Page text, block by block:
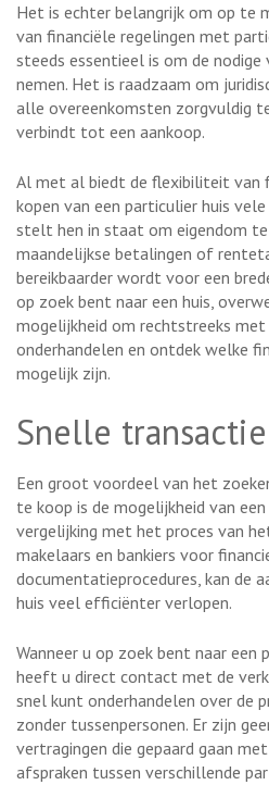
Het is echter belangrijk om op te
van financiële regelingen met
steeds essentieel is om de
nemen. Het is raadzaam om
alle overeenkomsten zorgvuldig
verbindt tot een aankoop.
Al met al biedt de flexibiliteit van
kopen van een particulier huis
stelt hen in staat om eigendom
maandelijkse betalingen of
bereikbaarder wordt voor een
op zoek bent naar een huis,
mogelijkheid om rechtstreeks
onderhandelen en ontdek welke
mogelijk zijn.
Snelle transactie
Een groot voordeel van het
te koop is de mogelijkheid van
vergelijking met het proces van
makelaars en bankiers voor
documentatieprocedures, kan de
huis veel efficiënter verlopen.
Wanneer u op zoek bent naar een
heeft u direct contact met de
snel kunt onderhandelen over de
zonder tussenpersonen. Er zijn
vertragingen die gepaard gaan
afspraken tussen verschillende